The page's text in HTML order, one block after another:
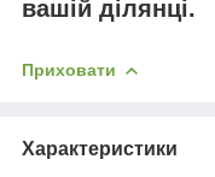
вашій ділянці.
Приховати
Характеристики